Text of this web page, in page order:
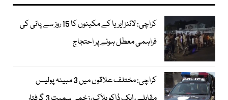
کراچی: لائنز ایریا کے مکینوں کا 15 روز سے پانی کی
فراہمی معطل ہونے پر احتجاج
کراچی: مختلف علاقوں میں 3 مبینہ پولیس